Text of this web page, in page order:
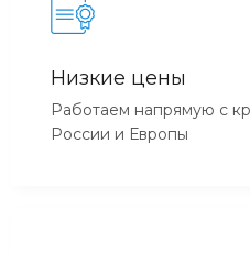
Низкие цены
Работаем напрямую с
России и Европы